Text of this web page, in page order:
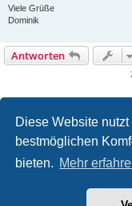
Diese Website
bestmöglichen
bieten. Mehr
Viele Grüße
Dominik
Antworten
WER IST ONLINE?
Mitglieder in diesem Forum: 0
Powered by